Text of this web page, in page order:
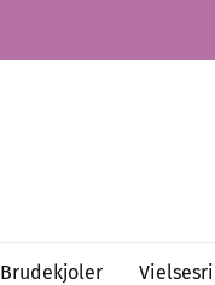
Brudekjoler